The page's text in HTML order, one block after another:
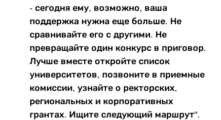
- сегодня ему, возможно, ваша
поддержка нужна еще больше. Не
сравнивайте его с другими. Не
превращайте один конкурс в приговор.
Лучше вместе откройте список
университетов, позвоните в приемные
комиссии, узнайте о ректорских,
региональных и корпоративных
грантах. Ищите следующий маршрут".